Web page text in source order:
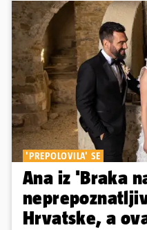
'PREPOLOVILA' SE
Ana iz 'Braka
Hrvatske, a